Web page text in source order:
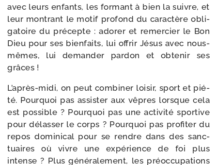
avec leurs enfants, les for­mant à bien la suivre, et
leur mon­trant le motif pro­fond du carac­tère obli­
ga­toire du pré­cepte : ado­rer et remer­cier le Bon
Dieu pour ses bien­faits, lui offrir Jésus avec nous-​
mêmes, lui deman­der par­don et obte­nir ses
grâces !
L’après-midi, on peut com­bi­ner loi­sir, sport et pié­
té. Pourquoi pas assis­ter aux vêpres lorsque cela
est pos­sible ? Pourquoi pas une acti­vi­té spor­tive
pour délas­ser le corps ? Pourquoi pas pro­fi­ter du
repos domi­ni­cal pour se rendre dans des sanc­
tuaires où vivre une expé­rience de foi plus
intense ? Plus géné­ra­le­ment, les pré­oc­cu­pa­tions